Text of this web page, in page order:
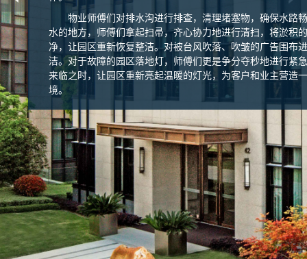
两部门：新增建设用地原则上不用于经营性房地产开发
央行货币政策报告：继续实施好适度宽松的货币政策
央行：落实好结构性货币政策工具增量政策，加强与财政
东郊中心：跃马灯辉，开启祥瑞新程
央行：继续实施好适度宽松的货币政策，稳妥化解重点领
2025年国开行发放城市建设领域贷款1.16万亿元
房地产明年会采取哪些措施？中央财办最新回应
发改委：推动REITs进一步扩围至城市更新设施、酒店、
物业师傅们对排水沟进行排查，清理堵塞物，确保水路
水的地方，师傅们拿起扫帚，齐心协力地进行清扫，将淤积
净，让园区重新恢复整洁。对被台风吹落、吹皱的广告围布
洁。对于故障的园区落地灯，师傅们更是争分夺秒地进行紧
来临之时，让园区重新亮起温暖的灯光，为客户和业主营造
境。
东郊中心为恢复台风后的园区正常运作，全体人员齐心协
绝不让每一位客户和业主因台风而耽误办公，用实际行动诠